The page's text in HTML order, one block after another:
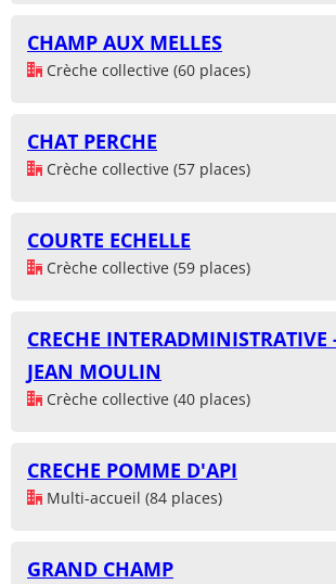
CHAMP AUX MELLES
Crèche collective (60 places)
CHAT PERCHE
Crèche collective (57 places)
COURTE ECHELLE
Crèche collective (59 places)
CRECHE
JEAN MOULIN
Crèche collective (40 places)
CRECHE POMME D'API
Multi-accueil (84 places)
GRAND CHAMP